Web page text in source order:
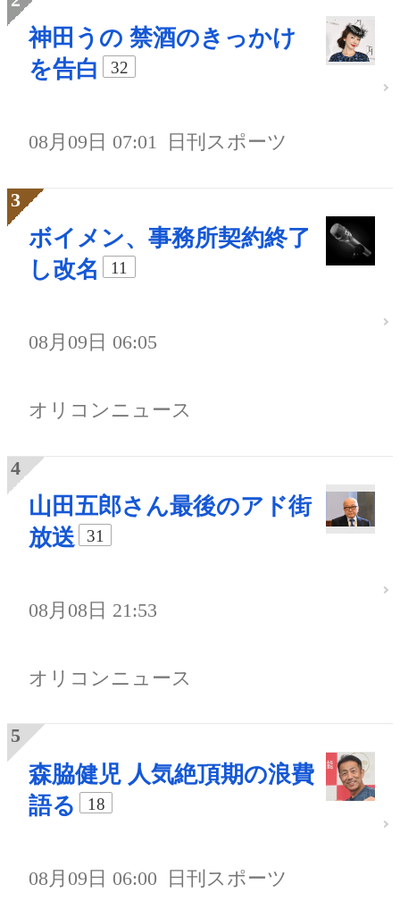
神田うの 禁酒のきっかけ
を告白
32
08月09日 07:01 日刊スポーツ
ボイメン、事務所契約終了
し改名
11
08月09日 06:05
オリコンニュース
山田五郎さん最後のアド街
放送
31
08月08日 21:53
オリコンニュース
森脇健児 人気絶頂期の浪費
語る
18
08月09日 06:00 日刊スポーツ